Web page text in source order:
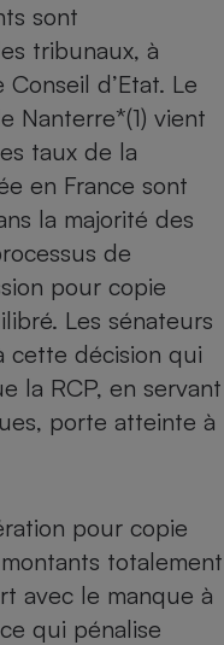
sont
tribunaux, à
d’Etat. Le
Nanterre*(1) vient
taux de la
en France sont
la majorité des
de
pour copie
Les sénateurs
cette décision qui
la RCP, en servant
porte atteinte à
pour copie
totalement
avec le manque à
qui pénalise
Lave-linge
Plaque de cuisson à
induction
Climatiseur -
Ventilateur
Téléviseur
Téléphone mobile -
Smartphone
Antivirus
Radiateur électrique
Climatiseur -
Ventilateur
Antimoustique